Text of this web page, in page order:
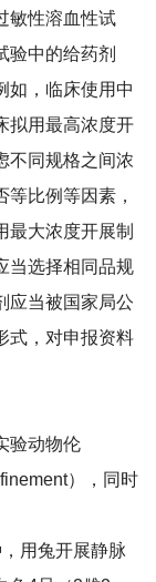
敏性溶血性试
验中的给药剂
如，临床使用中
拟用最高浓度开
不同规格之间浓
比例等因素，
最大浓度开展制
当选择相同品规
应当被国家局公
式，对申报资料
验动物伦
），同时
用兔开展静脉